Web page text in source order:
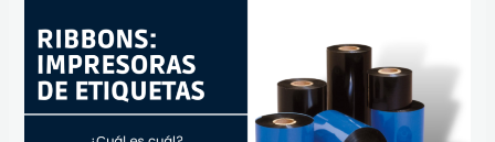
PARA
IMPRESORAS
DE
ETIQUETAS